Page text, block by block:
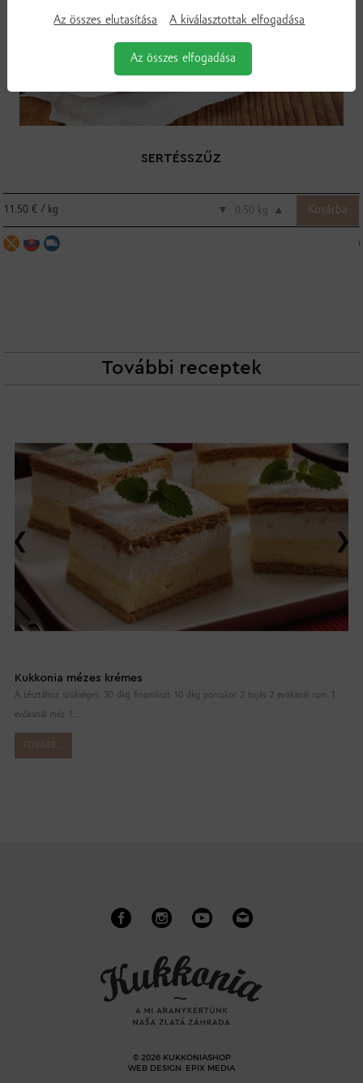
SERTÉSSZŰZ
11.50 € / kg ▼ kg ▲
További receptek
Kukkonia mézes krémes
A tésztához szükséges: 30 dkg finomliszt 10 dkg porcukor 2 tojás 2 evőkanál rum 1
evőkanál méz 1...
TOVÁBB...
© 2026 KUKKONIASHOP
WEB DESIGN: EPIX MEDIA
Az összes elutasítása A kiválasztottak elfogadása
Az összes elfogadása